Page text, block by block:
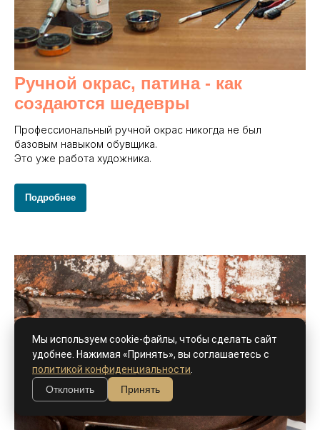
Мы используем cookie-файлы, чтобы сделать сайт
удобнее. Нажимая «Принять», вы соглашаетесь с
политикой конфиденциальности
Отклонить
Принять
Ручной окрас, патина - как
создаются шедевры
Профессиональный ручной окрас никогда не был
базовым навыком обувщика.
Это уже работа художника.
Подробнее